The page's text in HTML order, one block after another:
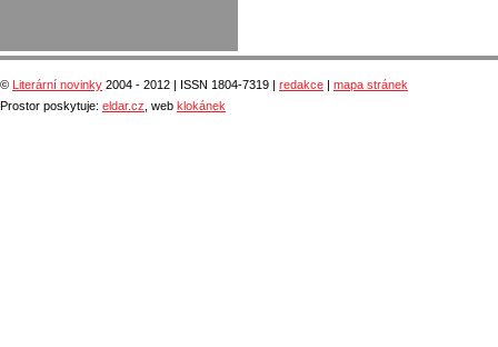
© Literární novinky 2004 - 2012 | ISSN 1804-7319 | redakce
mapa stránek
Prostor poskytuje: eldar.cz , web klokánek